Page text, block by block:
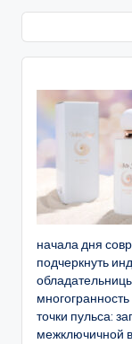
начала дня
подчеркнуть
точки пульса:
межключичной